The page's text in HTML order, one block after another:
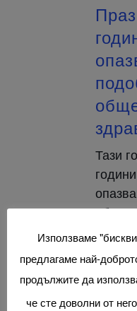
Тази
по
малка
Използваме
предлагаме най-
продължите да
че сте доволни от